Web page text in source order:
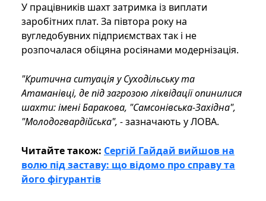
У працівників шахт затримка із виплати
заробітних плат. За півтора року на
вугледобувних підприємствах так і не
розпочалася обіцяна росіянами модернізація.
"Критична ситуація у Суходільську та
Атаманівці, де під загрозою ліквідації опинилися
шахти: імені Баракова, "Самсонівська-Західна",
"Молодогвардійська", -зазначають у ЛОВА.
Читайте також: Сергій Гайдай вийшов на
волю під заставу: що відомо про справу та
його фігурантів